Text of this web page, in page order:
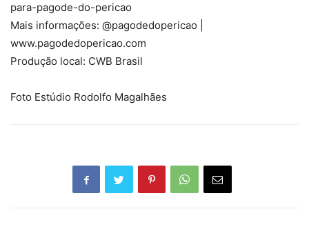
para-pagode-do-pericao
Mais informações: @pagodedopericao |
www.pagodedopericao.com
Produção local: CWB Brasil
Foto Estúdio Rodolfo Magalhães